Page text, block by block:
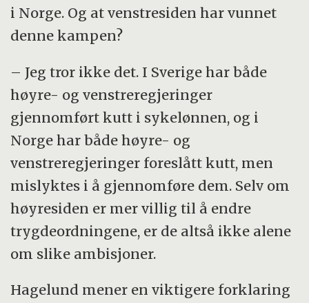
i Norge. Og at venstresiden har vunnet
denne kampen?
– Jeg tror ikke det. I Sverige har både
høyre- og venstreregjeringer
gjennomført kutt i sykelønnen, og i
Norge har både høyre- og
venstreregjeringer foreslått kutt, men
mislyktes i å gjennomføre dem. Selv om
høyresiden er mer villig til å endre
trygdeordningene, er de altså ikke alene
om slike ambisjoner.
Hagelund mener en viktigere forklaring